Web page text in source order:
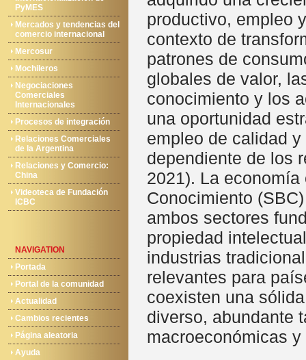
PyMES
Mercados y tendencias del
comercio internacional
Mercosur
Mochileros
Negociaciones
Comerciales
Internacionales
Procesos de integración
Relaciones Comerciales
de la Argentina
Relaciones y Comercio:
China
Videoteca de Fundación
ICBC
NAVIGATION
Portada
Portal de la comunidad
Actualidad
Cambios recientes
Página aleatoria
Ayuda
productivo, empleo
contexto de
patrones de
globales de valor,
conocimiento y los
una oportunidad
empleo de calidad
dependiente de los
2021). La
Conocimiento
ambos sectores
propiedad
industrias
relevantes para
coexisten una
diverso, abundante
macroeconómicas